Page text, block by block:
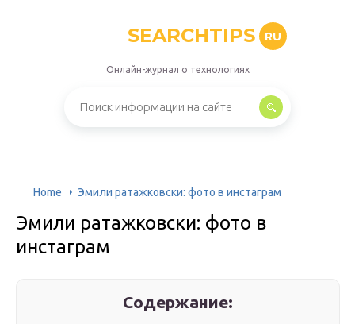
SEARCHTIPS RU
Онлайн-журнал о технологиях
Home Эмили ратажковски: фото в инстаграм
Эмили ратажковски: фото в
инстаграм
Содержание: